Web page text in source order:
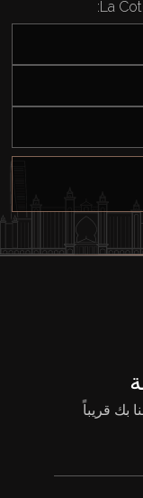
إيجار
بك قريباً